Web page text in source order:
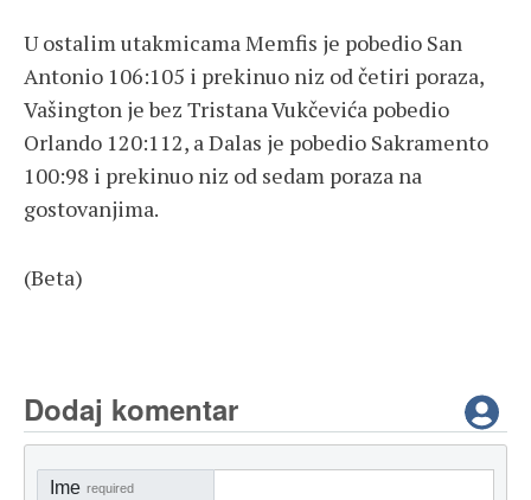
U ostalim utakmicama Memfis je pobedio San
Antonio 106:105 i prekinuo niz od četiri poraza,
Vašington je bez Tristana Vukčevića pobedio
Orlando 120:112, a Dalas je pobedio Sakramento
100:98 i prekinuo niz od sedam poraza na
gostovanjima.
(Beta)
Dodaj komentar
Ime required